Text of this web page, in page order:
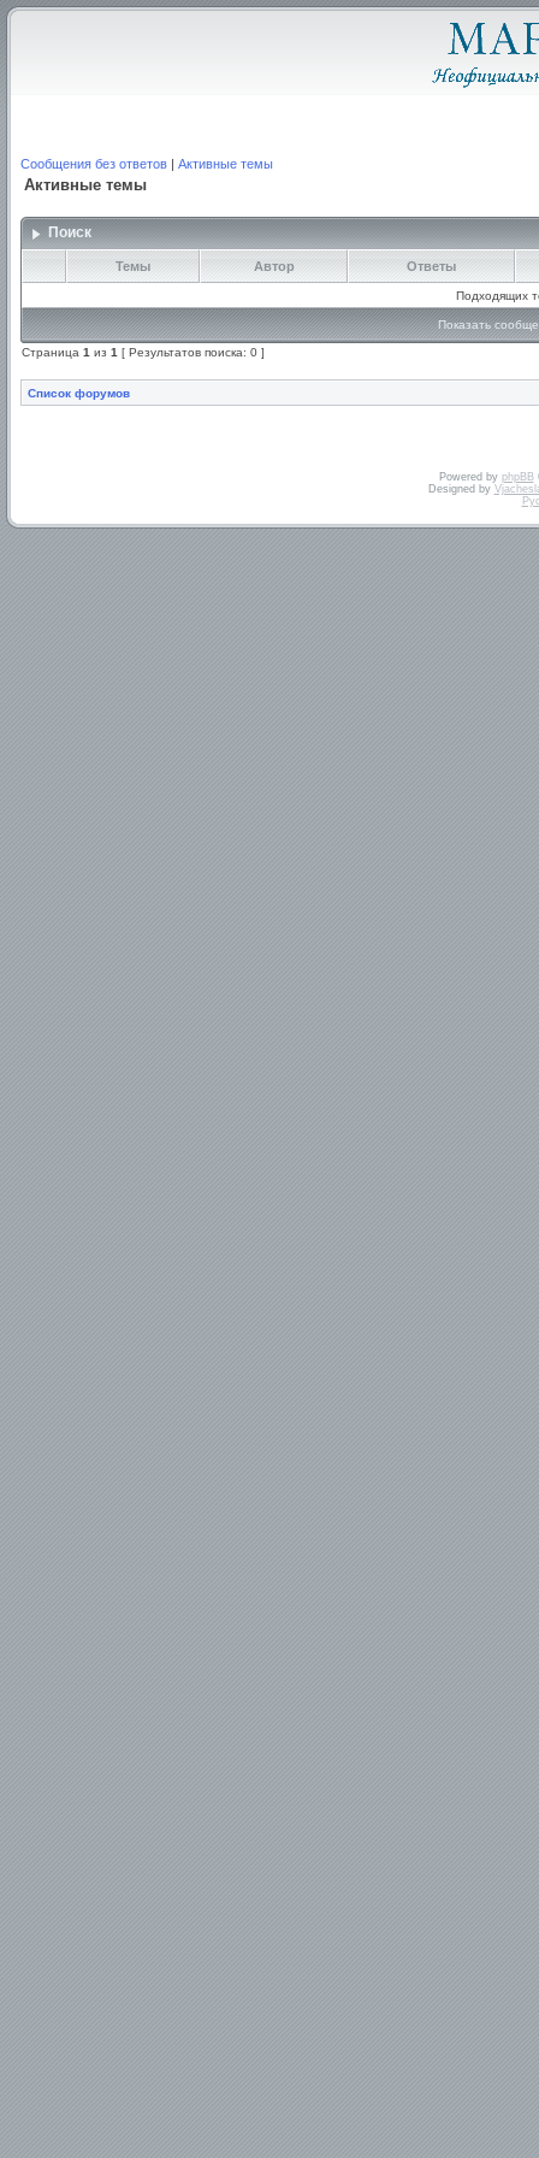
Сообщения без ответов | Активные темы
Активные темы
Поиск
Темы Автор Ответы
Подходящих
Показать
Страница 1 из 1 [ Результатов поиска: 0 ]
Список форумов
Powered by phpBB
Designed by